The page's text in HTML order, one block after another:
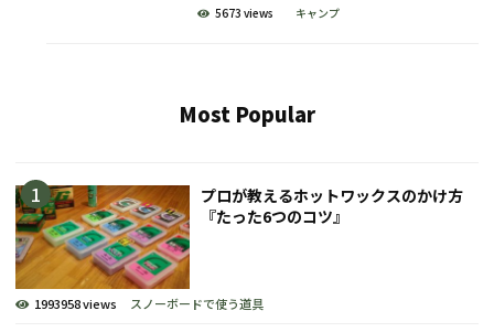
5673 views キャンプ
Most Popular
プロが教えるホットワックスのかけ方
『たった6つのコツ』
1993958 views スノーボードで使う道具